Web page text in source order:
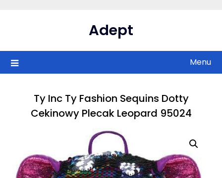
Adept
Menu
Ty Inc Ty Fashion Sequins Dotty
Cekinowy Plecak Leopard 95024